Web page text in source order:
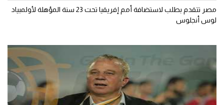
مصر تتقدم بطلب لاستضافة أمم إفريقيا تحت 23 سنة المؤهلة لأولمبياد
لوس أنجلوس